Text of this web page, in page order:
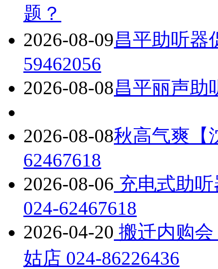
题？
2026-08-09昌平助听器
59462056
2026-08-08昌平丽声助
2026-08-08秋高气爽【
62467618
2026-08-06 充电式助
024-62467618
2026-04-20 搬迁内购
姑店 024-86226436